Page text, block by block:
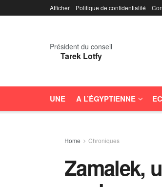
Afficher Politique de confidentialité
Président du conseil
Tarek Lotfy
UNE A L’ÉGYPTIENNE
Home Chroniques
Zamalek,